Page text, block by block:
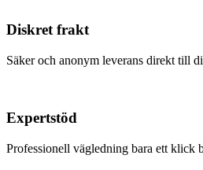
Diskret frakt
Säker och anonym leverans direkt till
Expertstöd
Professionell vägledning bara ett klick